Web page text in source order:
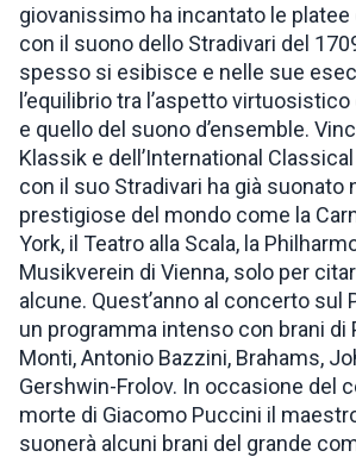
giovanissimo ha incantato le
con il suono dello Stradivari del
spesso si esibisce e nelle sue
l’equilibrio tra l’aspetto
e quello del suono d’ensemble.
Klassik e dell’International
con il suo Stradivari ha già suonato
prestigiose del mondo come la
York, il Teatro alla Scala, la
Musikverein di Vienna, solo per
alcune. Quest’anno al concerto sul
un programma intenso con brani di
Monti, Antonio Bazzini, Brahams,
Gershwin-Frolov. In occasione del
morte di Giacomo Puccini il
suonerà alcuni brani del grande